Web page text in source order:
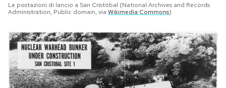
Le postazioni di lancio a San Cristóbal (National Archives and Records
Administration, Public domain, via Wikimedia Commons)